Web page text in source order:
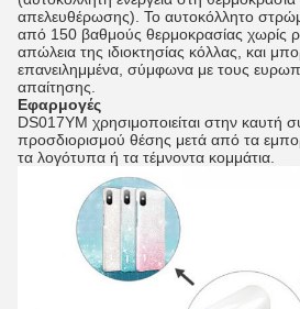
απελευθέρωσης). Το αυτοκόλλητο
από 150 βαθμούς θερμοκρασίας χωρίς
απώλεια της ιδιοκτησίας κόλλας, και
επανειλημμένα, σύμφωνα με τους
απαίτησης.
Εφαρμογές
DS017YM χρησιμοποιείται στην καυτή
προσδιορισμού θέσης μετά από τα
τα λογότυπα ή τα τέμνοντα κομμάτια.